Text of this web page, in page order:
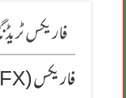
فاریکس